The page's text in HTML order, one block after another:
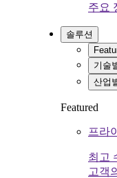
주요
솔루션
기술
산업
Featured
프라
최고
고객